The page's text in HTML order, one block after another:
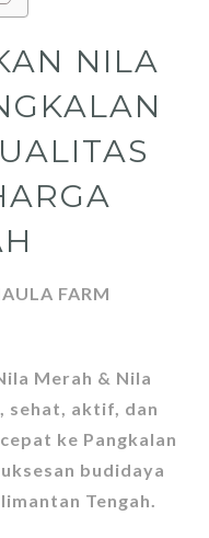
NILA
FARM
Merah & Nila
sehat, aktif, dan
ke Pangkalan
budidaya
Tengah.